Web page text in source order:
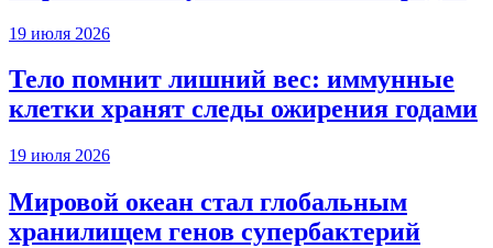
19 июля 2026
Тело помнит лишний вес: иммунные
клетки хранят следы ожирения годами
19 июля 2026
Мировой океан стал глобальным
хранилищем генов супербактерий